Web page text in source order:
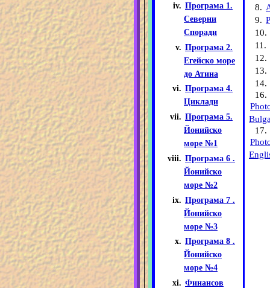
Програма 1.
Северни
Споради
Програма 2.
Егейско море
до Атина
Програма 4.
Циклади
Програма 5.
Йонийско
море №1
Програма 6 .
Йонийско
море №2
Програма 7 .
Йонийско
море №3
Програма 8 .
Йонийско
море №4
Финансов
8.
9.
10.
11.
12.
13.
14.
16.
17.